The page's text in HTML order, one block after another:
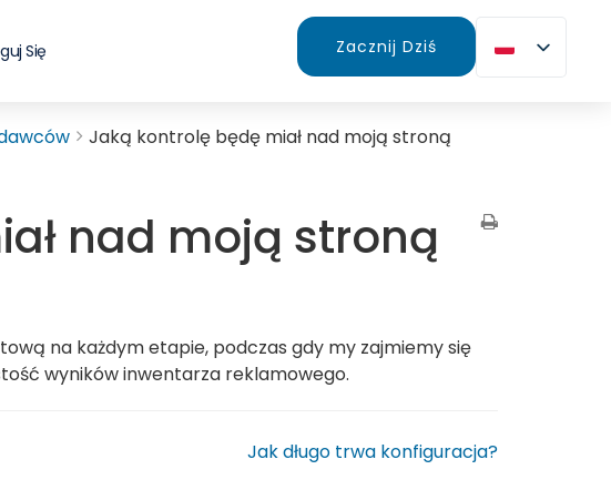
Się Zacznij Dziś
Jaką kontrolę będę miał nad moją stroną
nad moją stroną
na każdym etapie, podczas gdy my zajmiemy się
wyników inwentarza reklamowego.
Jak długo trwa konfiguracja?